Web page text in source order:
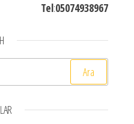
Tel:05074938967